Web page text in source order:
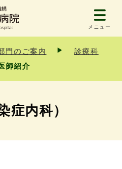
メニュー
門のご案内
診療科
師紹介
症内科）